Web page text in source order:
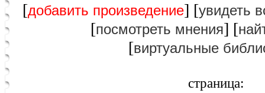
[добавить произведение] [увидеть
[посмотреть мнения] [
[виртуальные
страница: